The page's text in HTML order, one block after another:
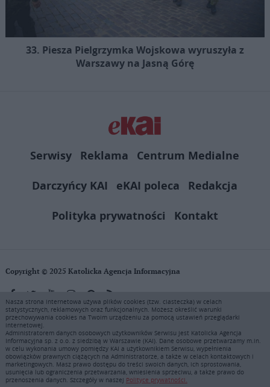
33. Piesza Pielgrzymka Wojskowa wyruszyła z
Warszawy na Jasną Górę
Serwisy Reklama
Centrum Medialne
Darczyńcy KAI
eKAI poleca
Redakcja
Polityka prywatności
Kontakt
Copyright © 2025 Katolicka Agencja Informacyjna
KAI zastrzega wszelkie prawa do serwisu. Użytkownicy mogą pobierać
i drukować fragmenty zawartości serwisu internetowego www.ekai.pl
wyłącznie do użytku osobistego. Publikacja, rozpowszechnianie
zawartości niniejszego serwisu lub jej sprzedaż (także framing i in.
podobne metody), są bez uprzedniej pisemnej zgody KAI zabronione i
stanowią naruszenie ustaw o prawie autorskim, ochronie baz danych i
uczciwej konkurencji - będą ścigane przy pomocy wszelkich
Nasza strona internetowa używa plików cookies (tzw. ciasteczka) w celach
statystycznych, reklamowych oraz funkcjonalnych. Możesz określić warunki
przechowywania cookies na Twoim urządzeniu za pomocą ustawień przeglądarki
internetowej.
Administratorem danych osobowych użytkowników Serwisu jest Katolicka Agencja
Informacyjna sp. z o.o. z siedzibą w Warszawie (KAI). Dane osobowe przetwarzamy m.in.
w celu wykonania umowy pomiędzy KAI a użytkownikiem Serwisu, wypełnienia
obowiązków prawnych ciążących na Administratorze, a także w celach kontaktowych i
marketingowych. Masz prawo dostępu do treści swoich danych, ich sprostowania,
usunięcia lub ograniczenia przetwarzania, wniesienia sprzeciwu, a także prawo do
przenoszenia danych. Szczegóły w naszej Polityce prywatności.